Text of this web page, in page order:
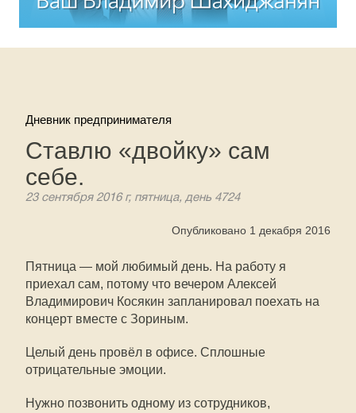
Дневник предпринимателя
Ставлю «двойку» сам
себе.
23 сентября 2016 г, пятница, день 4724
Опубликовано 1 декабря 2016
Пятница — мой любимый день. На работу я
приехал сам, потому что вечером Алексей
Владимирович Косякин запланировал поехать на
концерт вместе с Зориным.
Целый день провёл в офисе. Сплошные
отрицательные эмоции.
Нужно позвонить одному из сотрудников,